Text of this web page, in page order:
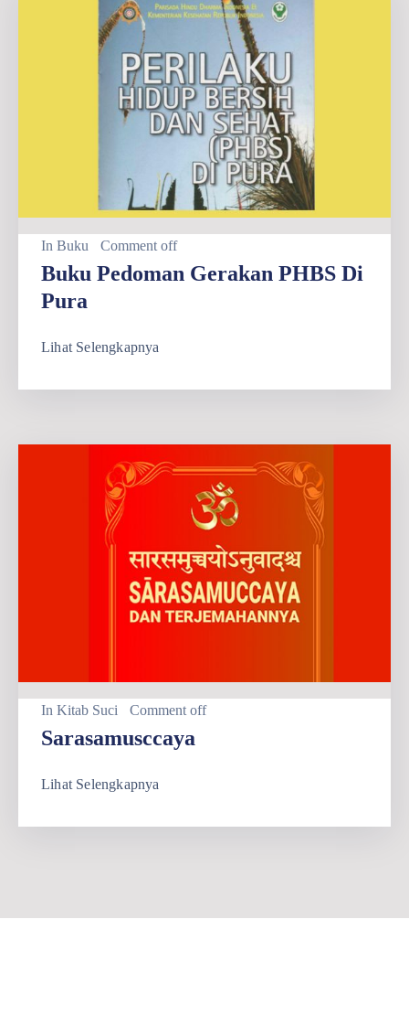
In Buku Comment off
Buku Pedoman Gerakan PHBS Di
Pura
Lihat Selengkapnya
In Kitab Suci Comment off
Sarasamusccaya
Lihat Selengkapnya